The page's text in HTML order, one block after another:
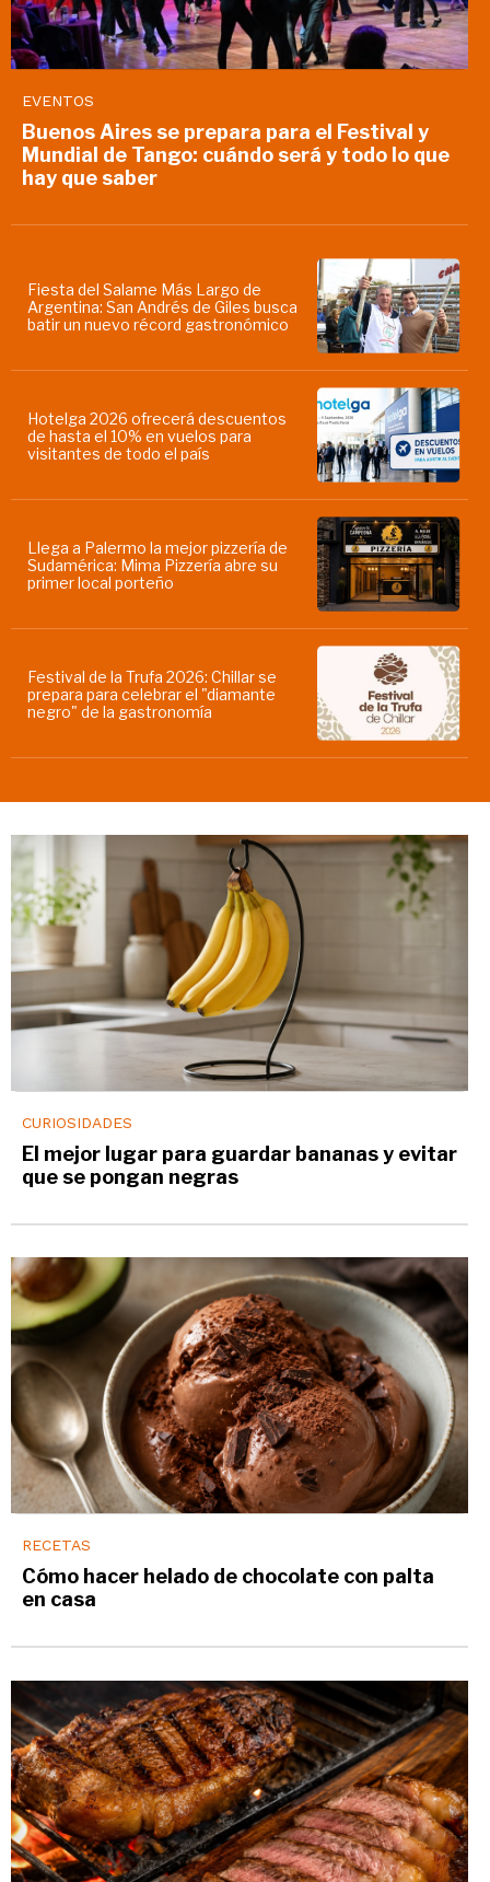
EVENTOS
Buenos Aires se prepara para el Festival y
Mundial de Tango: cuándo será y todo lo que
hay que saber
Fiesta del Salame Más Largo de
Argentina: San Andrés de Giles busca
batir un nuevo récord gastronómico
Hotelga 2026 ofrecerá descuentos
de hasta el 10% en vuelos para
visitantes de todo el país
Llega a Palermo la mejor pizzería de
Sudamérica: Mima Pizzería abre su
primer local porteño
Festival de la Trufa 2026: Chillar se
prepara para celebrar el "diamante
negro" de la gastronomía
CURIOSIDADES
El mejor lugar para guardar bananas y evitar
que se pongan negras
RECETAS
Cómo hacer helado de chocolate con palta
en casa